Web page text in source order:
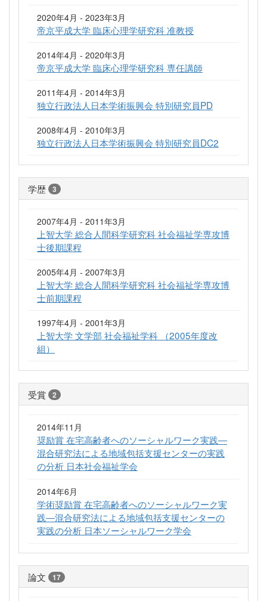
2020年4月 - 2023年3月
帝京平成大学 臨床心理学研究科 准教授
2014年4月 - 2020年3月
帝京平成大学 臨床心理学研究科 専任講師
2011年4月 - 2014年3月
独立行政法人日本学術振興会 特別研究員PD
2008年4月 - 2010年3月
独立行政法人日本学術振興会 特別研究員DC2
学歴 3
2007年4月 - 2011年3月
上智大学 総合人間科学研究科 社会福祉学専攻博
士後期課程
2005年4月 - 2007年3月
上智大学 総合人間科学研究科 社会福祉学専攻博
士前期課程
1997年4月 - 2001年3月
上智大学 文学部 社会福祉学科 （2005年度改
組）
受賞 2
2014年11月
奨励賞 在宅高齢者へのソーシャルワーク実践―
混合研究法による地域包括支援センターの実践
の分析 日本社会福祉学会
2014年6月
学術奨励賞 在宅高齢者へのソーシャルワーク実
践―混合研究法による地域包括支援センターの
実践の分析 日本ソーシャルワーク学会
論文 17